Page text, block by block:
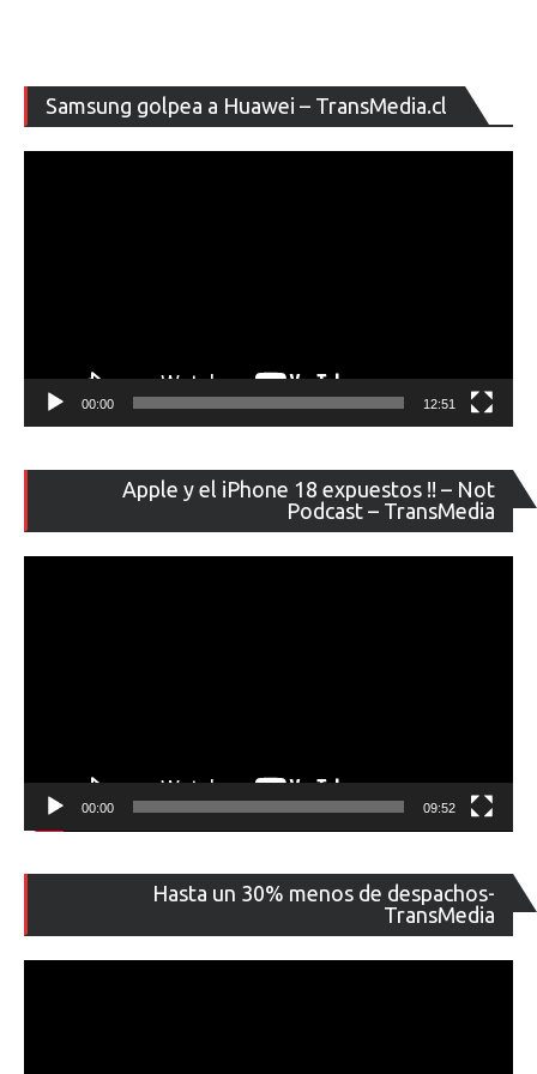
Samsung golpea a Huawei – TransMedia.cl
de
00:00 12:51
Apple y el iPhone 18 expuestos !! – Not
Podcast – TransMedia
de
00:00 09:52
Hasta un 30% menos de despachos-
TransMedia
de